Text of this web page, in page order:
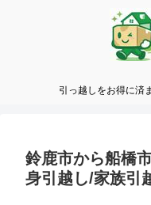
引っ越しをお得に済
鈴鹿市から船橋
身引越し/家族引